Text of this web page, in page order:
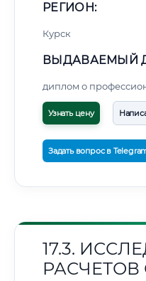
РЕГИОН:
Курск
ВЫДАВАЕМЫЙ
диплом о
Узнать цену
Задать вопрос в
17.3.